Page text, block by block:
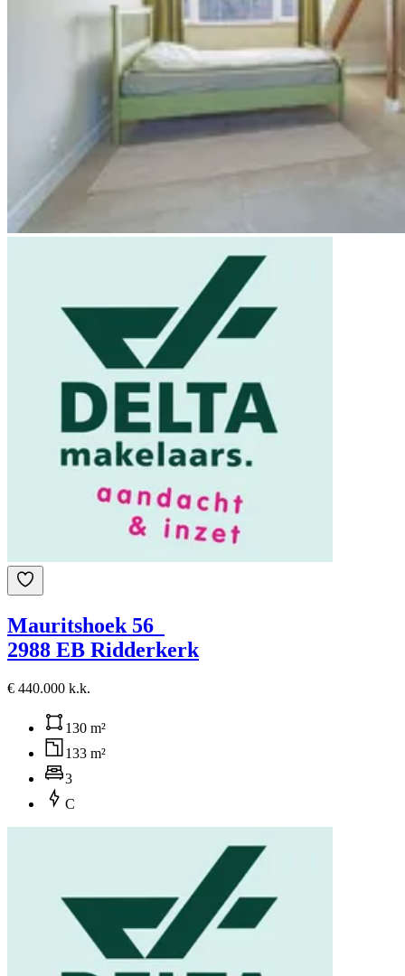
Mauritshoek 56
2988 EB Ridderkerk
€ 440.000 k.k.
130 m²
133 m²
3
C